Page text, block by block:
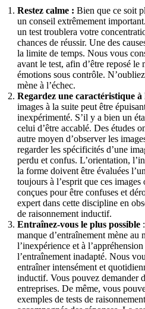
Restez calme : Bien que ce soit
un conseil extrêmement
un test troublera votre
chances de réussir. Une des
la limite de temps. Nous vous
avant le test, afin d’être reposé
émotions sous contrôle.
mène à l’échec.
Regardez une caractéristique à
images à la suite peut être
inexpérimenté. S’il y a bien un
celui d’être accablé. Des études
autre moyen d’observer les
regarder les spécificités d’une
perdu et confus. L’orientation,
la forme doivent être évaluées
toujours à l’esprit que ces
conçues pour être confuses et
expert dans cette discipline en
de raisonnement inductif.
Entraînez-vous le plus possible
manque d’entraînement mène au
l’inexpérience et à
l’entraînement inadapté. Nous
entraîner intensément et
inductif. Vous pouvez demander
entreprises. De même, vous
exemples de tests de